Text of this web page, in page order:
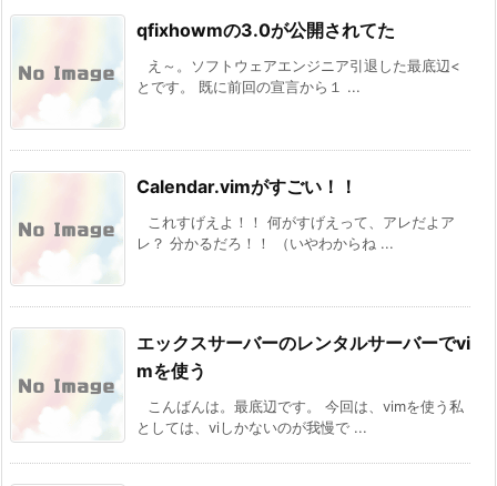
qfixhowmの3.0が公開されてた
え～。ソフトウェアエンジニア引退した最底辺<
とです。 既に前回の宣言から１ ...
Calendar.vimがすごい！！
これすげえよ！！ 何がすげえって、アレだよア
レ？ 分かるだろ！！ （いやわからね ...
エックスサーバーのレンタルサーバーでvi
mを使う
こんばんは。最底辺です。 今回は、vimを使う私
としては、viしかないのが我慢で ...